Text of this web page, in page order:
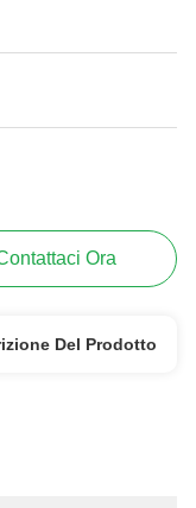
Ora
Del Prodotto